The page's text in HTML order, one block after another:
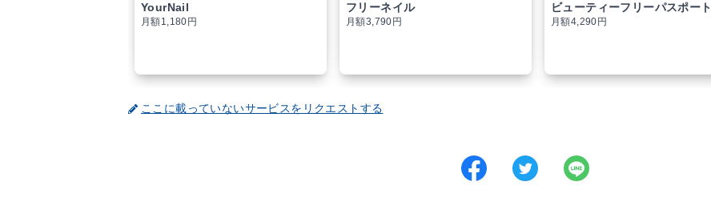
YourNail
月額1,180円
フリーネイル
月額3,790円
ビューティーフリーパスポート
月額4,290円
ここに載っていないサービスをリクエストする